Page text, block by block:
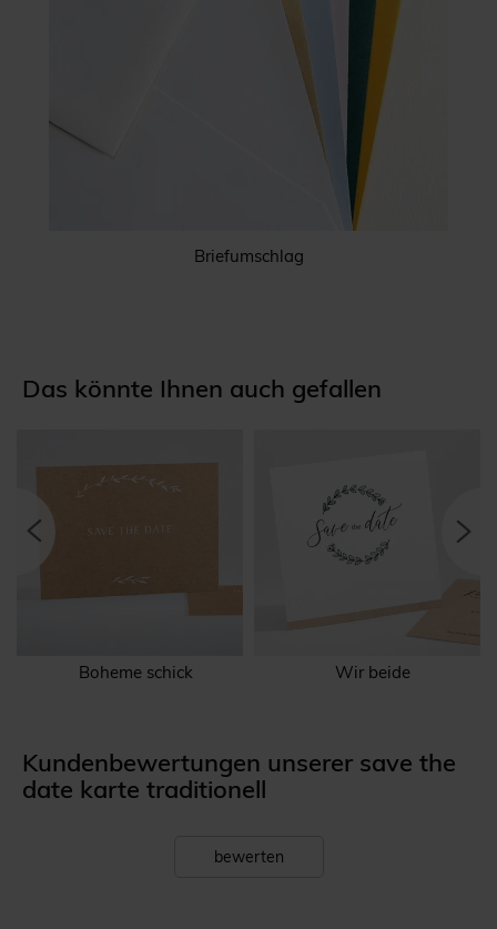
Briefumschlag
Das könnte Ihnen auch gefallen
Boheme schick Wir beide
Kundenbewertungen unserer save the
date karte traditionell
bewerten